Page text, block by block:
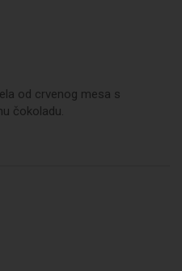
od crvenog mesa s
čokoladu.